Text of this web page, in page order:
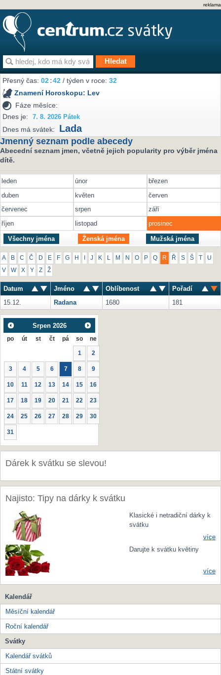
reklama
Přesný čas:02:42 / týden v roce:32
Znamení Horoskopu: Lev
Fáze měsíce:
Dnes je:
7. 8. 2026 Pátek
Dnes má svátek: Lada
Jmenný seznam podle abecedy
Abecední seznam jmen, včetně jejich popularity pro výběr jména
dítě.
leden únor
březen
duben
květen
červen
červenec
srpen
září
říjen
listopad prosinec
Všechny jména Ženská jména Mužská jména
A B C Č D E F G H J K M N O P Q R Ř S Š U
V W X Y Z Ž
Datum Jméno Oblíbenost
Pořadí
15.12.
Radana 1680 181
Srpen 2026
po út st čt pá so ne
1 2
3 4 5 6 7 8 9
10 11 12 13 14 15 16
17 18 19 20 21 22 23
24 25 26 27 28 29 30
31
Dárek k svátku se slevou!
Najisto: Tipy na dárky k svátku
Klasické i netradiční dárky k
svátku
více
Darujte k svátku květiny
více
Kalendář
Měsíční kalendář
Roční kalendář
Svátky
Kalendář svátků
Státní svátky